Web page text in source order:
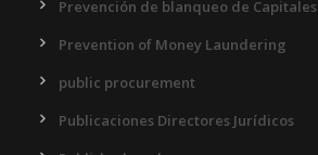
Prevención de blanqueo de Capitales
Prevention of Money Laundering
public procurement
Publicaciones Directores Jurídicos